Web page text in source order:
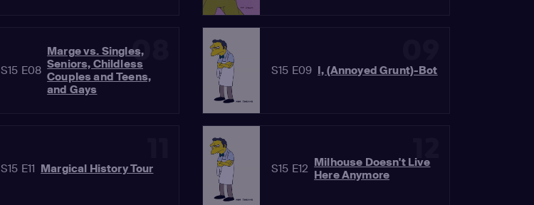
08
S15 E08
Marge vs. Singles,
Seniors, Childless
Couples and Teens,
and Gays
S15 E09 I, (Annoyed Grunt)-Bot
S15 E11 Margical History Tour
12
S15 E12 Milhouse Doesn't Live
Here Anymore